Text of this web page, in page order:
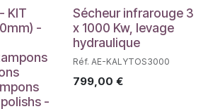
KIT
-
-
Sécheur infrarouge 3
x 1000 Kw, levage
hydraulique
Réf. AE-KALYTOS3000
799,00 €